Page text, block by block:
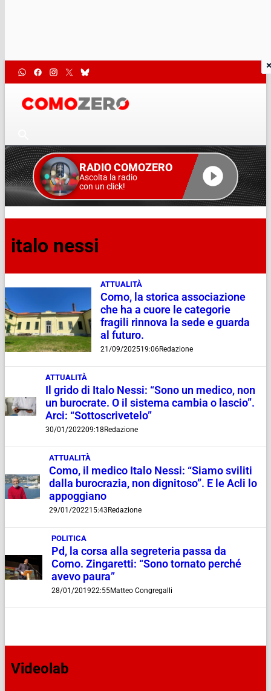
RADIO COMOZERO
Ascolta la radio
con un click!
italo nessi
ATTUALITÀ
Como, la storica associazione
che ha a cuore le categorie
fragili rinnova la sede e guarda
al futuro.
21/09/202519:06Redazione
ATTUALITÀ
Il grido di Italo Nessi: “Sono un medico, non
un burocrate. O il sistema cambia o lascio”.
Arci: “Sottoscrivetelo”
30/01/202209:18Redazione
ATTUALITÀ
Como, il medico Italo Nessi: “Siamo sviliti
dalla burocrazia, non dignitoso”. E le Acli lo
appoggiano
29/01/202215:43Redazione
POLITICA
Pd, la corsa alla segreteria passa da
Como. Zingaretti: “Sono tornato perché
avevo paura”
28/01/201922:55Matteo Congregalli
Videolab